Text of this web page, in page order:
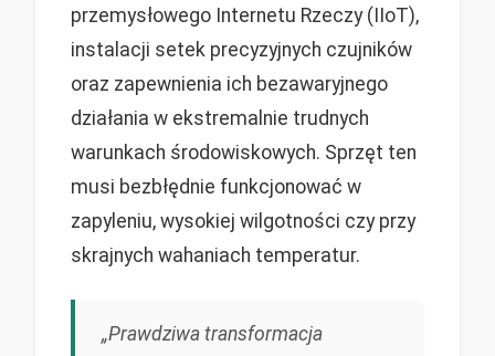
przemysłowego Internetu Rzeczy (IIoT),
instalacji setek precyzyjnych czujników
oraz zapewnienia ich bezawaryjnego
działania w ekstremalnie trudnych
warunkach środowiskowych. Sprzęt ten
musi bezbłędnie funkcjonować w
zapyleniu, wysokiej wilgotności czy przy
skrajnych wahaniach temperatur.
„Prawdziwa transformacja